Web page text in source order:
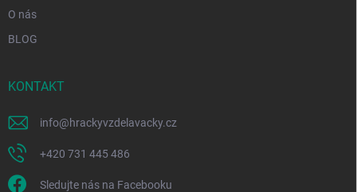
O nás
BLOG
KONTAKT
info@hrackyvzdelavacky.cz
+420 731 445 486
Sledujte nás na Facebooku